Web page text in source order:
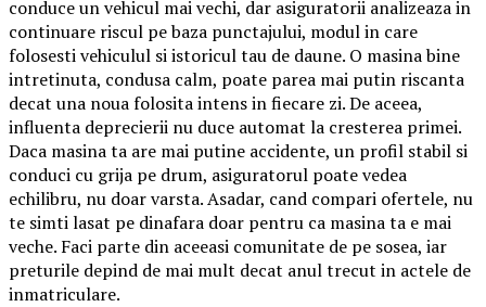
conduce un vehicul mai vechi, dar asiguratorii analizeaza in
continuare riscul pe baza punctajului, modul in care
folosesti vehiculul si istoricul tau de daune. O masina bine
intretinuta, condusa calm, poate parea mai putin riscanta
decat una noua folosita intens in fiecare zi. De aceea,
influenta deprecierii nu duce automat la cresterea primei.
Daca masina ta are mai putine accidente, un profil stabil si
conduci cu grija pe drum, asiguratorul poate vedea
echilibru, nu doar varsta. Asadar, cand compari ofertele, nu
te simti lasat pe dinafara doar pentru ca masina ta e mai
veche. Faci parte din aceeasi comunitate de pe sosea, iar
preturile depind de mai mult decat anul trecut in actele de
inmatriculare.